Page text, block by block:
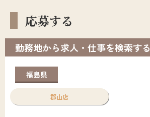
応募する
勤務地から求人・仕事を検索する
福島県
郡山店